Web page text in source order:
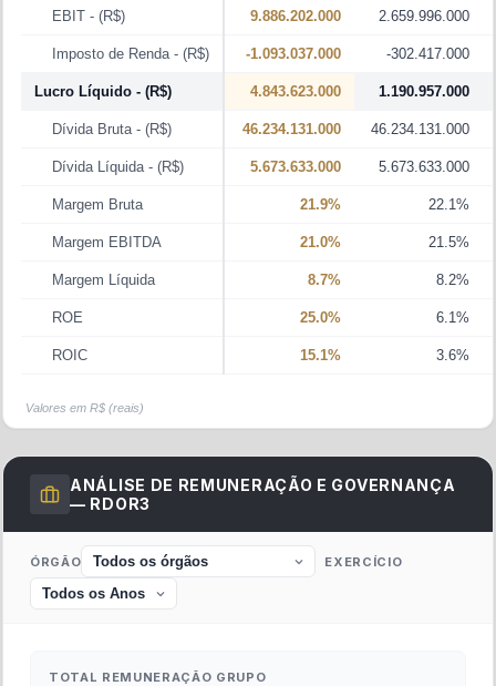
EBIT - (R$) 9.886.202.000 2.659.996.000
Imposto de Renda- (R$) -1.093.037.000 -302.417.000
Lucro Líquido - (R$) 4.843.623.000 1.190.957.000
Dívida Bruta- (R$) 46.234.131.000 46.234.131.000
Dívida Líquida- (R$) 5.673.633.000 5.673.633.000
Margem Bruta 21.9% 22.1%
Margem EBITDA 21.0% 21.5%
Margem Líquida 8.7% 8.2%
ROE 25.0% 6.1%
ROIC 15.1% 3.6%
Valores em R$ (reais)
ANÁLISE DE REMUNERAÇÃO E GOVERNANÇA
— RDOR3
ÓRGÃO EXERCÍCIO
TOTAL REMUNERAÇÃO GRUPO